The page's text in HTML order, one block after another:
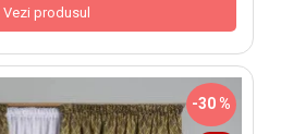
Vezi produsul
-30 %